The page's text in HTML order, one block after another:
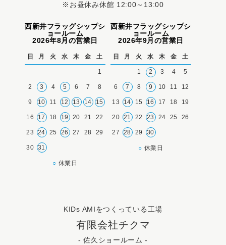
※お昼休み休館 12:00～13:00
西新井フラッグシップシ
ョールーム
2026年8月の営業日
日 月 火 水 木 金 土
1
2 3 4 5 6 7 8
9 10 11 12 13 14 15
16 17 18 19 20 21 22
23 24 25 26 27 28 29
30 31
○ 休業日
西新井フラッグシップシ
ョールーム
2026年9月の営業日
日 月 火 水 木 金 土
1 2 3 4 5
6 7 8 9 10 11 12
13 14 15 16 17 18 19
20 21 22 23 24 25 26
27 28 29 30
○ 休業日
KIDs AMIをつくっている工場
有限会社チクマ
- 佐久ショールーム -